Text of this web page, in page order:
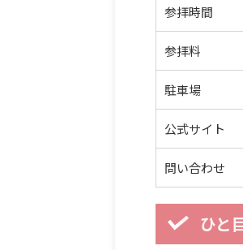
参拝時間
参拝料
駐車場
公式サイト
問い合わせ
ひと